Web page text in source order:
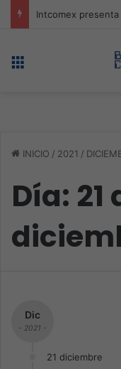
INICIO / 2021 /
Día: 21
Dic
- 2021 -
21 diciembre